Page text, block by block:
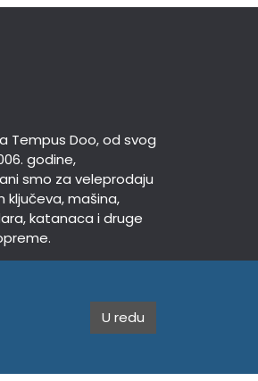
Tempus Doo, od svog
godine,
smo za veleprodaju
ključeva, mašina,
katanaca i druge
U redu